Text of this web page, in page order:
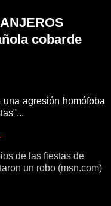
cobarde
agresión homófoba
de las fiestas de
un robo (msn.com)